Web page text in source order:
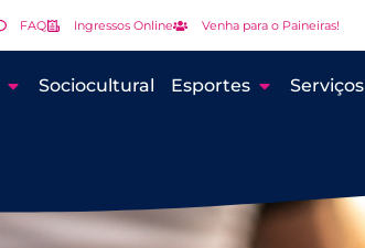
FAQ Ingressos Online Venha para o Paineiras!
Sociocultural Esportes Serviços